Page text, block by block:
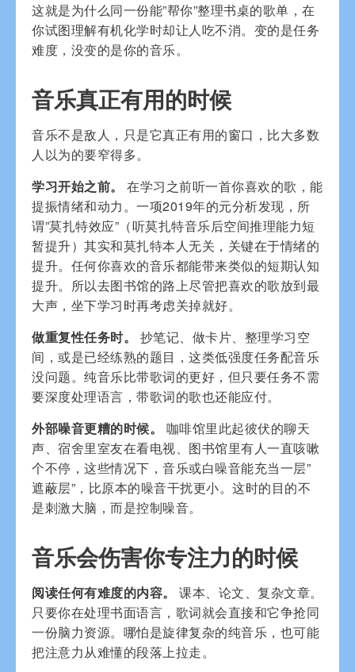
这就是为什么同一份能”帮你”整理书桌的歌单，在
你试图理解有机化学时却让人吃不消。变的是任务
难度，没变的是你的音乐。
音乐真正有用的时候
音乐不是敌人，只是它真正有用的窗口，比大多数
人以为的要窄得多。
学习开始之前。
在学习之前听一首你喜欢的歌，能
提振情绪和动力。一项2019年的元分析发现，所
谓”莫扎特效应”（听莫扎特音乐后空间推理能力短
暂提升）其实和莫扎特本人无关，关键在于情绪的
提升。任何你喜欢的音乐都能带来类似的短期认知
提升。所以去图书馆的路上尽管把喜欢的歌放到最
大声，坐下学习时再考虑关掉就好。
做重复性任务时。
抄笔记、做卡片、整理学习空
间，或是已经练熟的题目，这类低强度任务配音乐
没问题。纯音乐比带歌词的更好，但只要任务不需
要深度处理语言，带歌词的歌也还能应付。
外部噪音更糟的时候。
咖啡馆里此起彼伏的聊天
声、宿舍里室友在看电视、图书馆里有人一直咳嗽
个不停，这些情况下，音乐或白噪音能充当一层”
遮蔽层”，比原本的噪音干扰更小。这时的目的不
是刺激大脑，而是控制噪音。
音乐会伤害你专注力的时候
阅读任何有难度的内容。
课本、论文、复杂文章。
只要你在处理书面语言，歌词就会直接和它争抢同
一份脑力资源。哪怕是旋律复杂的纯音乐，也可能
把注意力从难懂的段落上拉走。